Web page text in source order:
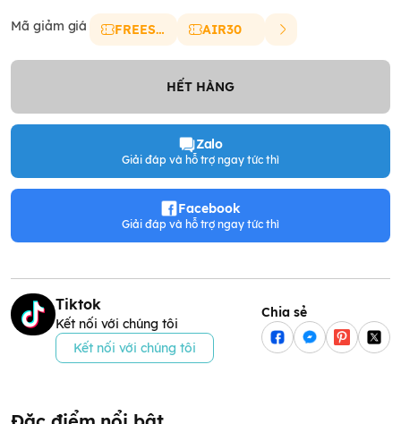
Mã giảm giá FREESHIP AIR30
HẾT HÀNG
Zalo
Giải đáp và hỗ trợ ngay tức thì
Facebook
Giải đáp và hỗ trợ ngay tức thì
Tiktok
Kết nối với chúng tôi
Kết nối với chúng tôi
Chia sẻ